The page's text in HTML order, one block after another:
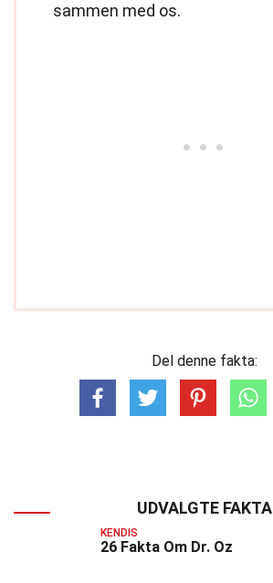
sammen med os.
Del denne fakta:
UDVALGTE FAKTA
KENDIS
26 Fakta Om Dr. Oz